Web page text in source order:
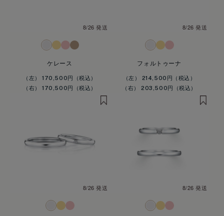
8/26 発送
ケレース
（左） 170,500円
（右） 170,500円
8/26 発送
フォルトゥーナ
（左） 214,500円
（右） 203,500円
8/26 発送 8/26 発送